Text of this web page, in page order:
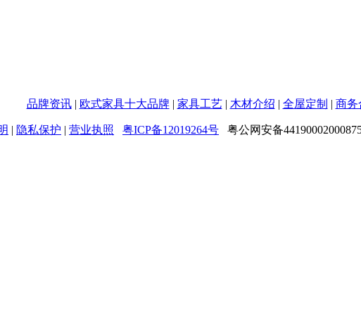
品牌资讯 | 欧式家具十大品牌 | 家具工艺 | 木材介绍 | 全屋定制 | 商务
| 隐私保护 | 营业执照 粤ICP备12019264号 粤公网安备